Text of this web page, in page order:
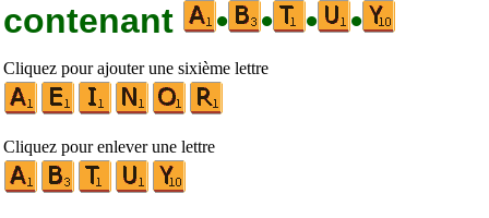
contenant
• • • •
Cliquez pour ajouter une sixième lettre
Cliquez pour enlever une lettre